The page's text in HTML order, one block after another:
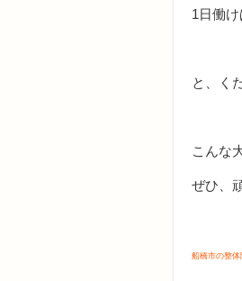
1日働け
と、く
こんな
ぜひ、
船橋市の整